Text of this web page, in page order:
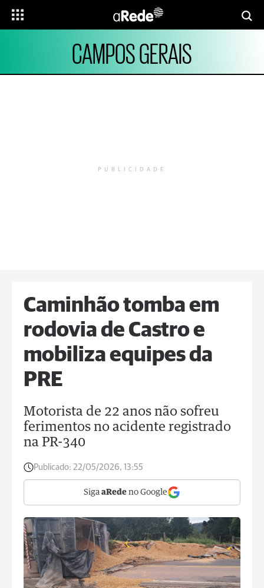
CAMPOS GERAIS
PUBLICIDADE
Caminhão tomba em
rodovia de Castro e
mobiliza equipes da
PRE
Motorista de 22 anos não sofreu
ferimentos no acidente registrado
na PR-340
Publicado: 22/05/2026, 13:55
Siga aRede no Google